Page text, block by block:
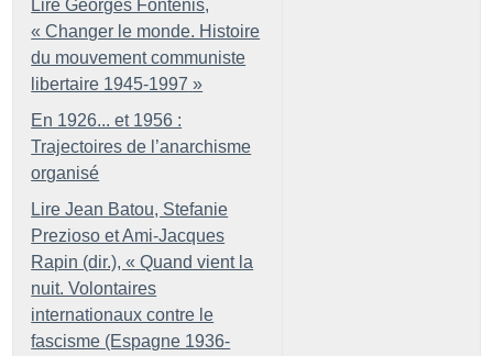
Lire Georges Fontenis,
« Changer le monde. Histoire
du mouvement communiste
libertaire 1945-1997 »
En 1926... et 1956 :
Trajectoires de l’anarchisme
organisé
Lire Jean Batou, Stefanie
Prezioso et Ami-Jacques
Rapin (dir.), « Quand vient la
nuit. Volontaires
internationaux contre le
fascisme (Espagne 1936-